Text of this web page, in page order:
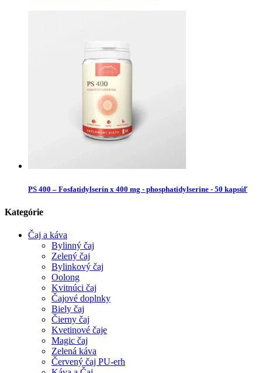
PS 400 – Fosfatidylserín x 400 mg - phosphatidylserine - 50 kapsúľ
Kategórie
Čaj a káva
Bylinný čaj
Zelený čaj
Bylinkový čaj
Oolong
Kvitnúci čaj
Čajové doplnky
Biely čaj
Čierny čaj
Kvetinové čaje
Magic čaj
Zelená káva
Červený čaj PU-erh